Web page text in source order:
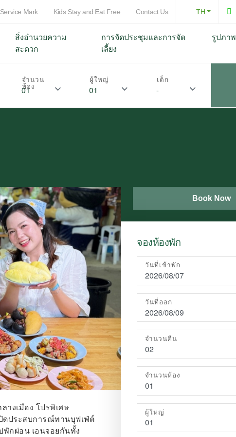
Mark Kids Stay and Eat Free Contact Us TH
สิ่งอำนวยความ
สะดวก
การจัดประชุมและการจัด
เลี้ยง
รูปภาพ
จำนวน
ห้อง
ผู้ใหญ่ เด็ก
างเมือง โปรพิเศษ
ดประสบการณ์ทานบุฟเฟ่ต์
กผ่อน เอนจอยกันทั้ง
Book Now
จองห้องพัก
วันที่เข้าพัก
วันที่ออก
จำนวนคืน
จำนวนห้อง
ผู้ใหญ่